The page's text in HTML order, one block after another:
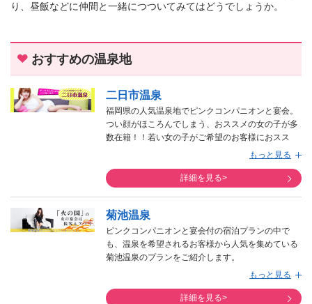
り、昼飯などに仲間と一緒につついてみてはどうでしょうか。
おすすめの温泉地
二日市温泉
福岡県の人気温泉地でピンクコンパニオンと宴会。
つい顔がほころんでしまう、おススメの女の子が多
数在籍！！若い女の子がご希望のお客様におスス
泉地で、ピンクコンパニオンと楽しく宴会できる宿
泊プランが登場。博多まで約30分とアクセスも良
います。観光の拠点にもなります。
もっと見る
詳細を見る>
菊池温泉
ピンクコンパニオンと宴会付の宿泊プランの中で
も、温泉を希望されるお客様から人気を集めている
菊池温泉のプランをご紹介します。
菊池渓谷の雰囲気そのままの、こじんまりとした閑
もっと見る
詳細を見る>